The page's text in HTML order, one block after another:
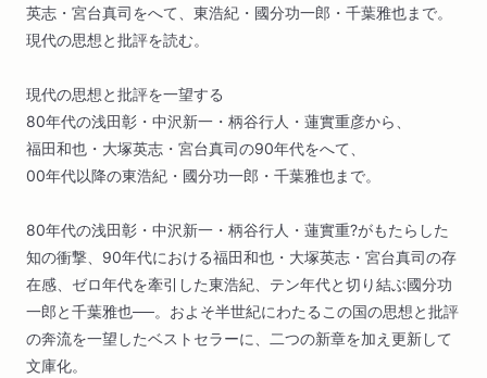
英志・宮台真司をへて、東浩紀・國分功一郎・千葉雅也まで。
現代の思想と批評を読む。
現代の思想と批評を一望する
80年代の浅田彰・中沢新一・柄谷行人・蓮實重彦から、
福田和也・大塚英志・宮台真司の90年代をへて、
00年代以降の東浩紀・國分功一郎・千葉雅也まで。
80年代の浅田彰・中沢新一・柄谷行人・蓮實重?がもたらした
知の衝撃、90年代における福田和也・大塚英志・宮台真司の存
在感、ゼロ年代を牽引した東浩紀、テン年代と切り結ぶ國分功
一郎と千葉雅也──。およそ半世紀にわたるこの国の思想と批評
の奔流を一望したベストセラーに、二つの新章を加え更新して
文庫化。